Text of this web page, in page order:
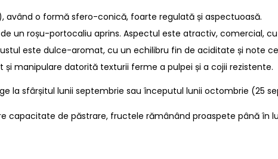
având o formă sfero-conică, foarte regulată și aspectuoasă.
un roșu-portocaliu aprins. Aspectul este atractiv, comercial,
este dulce-aromat, cu un echilibru fin de aciditate și note
și manipulare datorită texturii ferme a pulpei și a cojii rezistente.
la sfârșitul lunii septembrie sau începutul lunii octombrie (25
capacitate de păstrare, fructele rămânând proaspete până în